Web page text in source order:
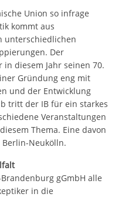
Union so infrage
kommt aus
unterschiedlichen
Der
diesem Jahr seinen 70.
Gründung eng mit
und der Entwicklung
tritt der IB für ein starkes
Veranstaltungen
Thema. Eine davon
Neukölln.
gGmbH alle
in die